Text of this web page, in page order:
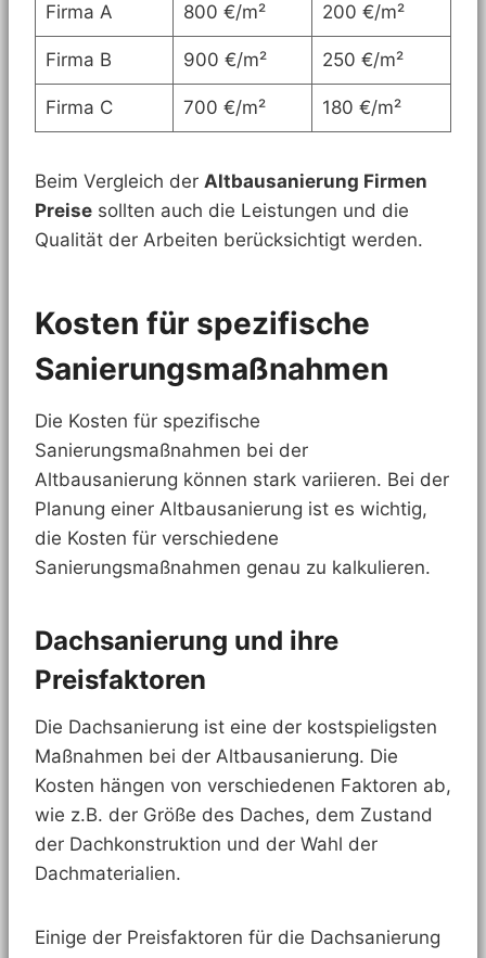
Firma A 800 €/m² 200 €/m²
Firma B 900 €/m² 250 €/m²
Firma C 700 €/m² 180 €/m²
Beim Vergleich der Altbausanierung Firmen
Preise sollten auch die Leistungen und die
Qualität der Arbeiten berücksichtigt werden.
Kosten für spezifische
Sanierungsmaßnahmen
Die Kosten für spezifische
Sanierungsmaßnahmen bei der
Altbausanierung können stark variieren. Bei der
Planung einer Altbausanierung ist es wichtig,
die Kosten für verschiedene
Sanierungsmaßnahmen genau zu kalkulieren.
Dachsanierung und ihre
Preisfaktoren
Die Dachsanierung ist eine der kostspieligsten
Maßnahmen bei der Altbausanierung. Die
Kosten hängen von verschiedenen Faktoren ab,
wie z.B. der Größe des Daches, dem Zustand
der Dachkonstruktion und der Wahl der
Dachmaterialien.
Einige der Preisfaktoren für die Dachsanierung